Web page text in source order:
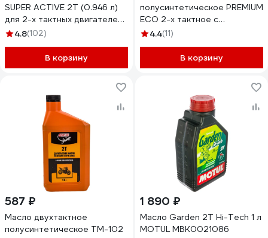
SUPER ACTIVE 2T (0.946 л)
для 2-х тактных двигателей
PATRIOT 850030596
4.8(102)
В корзину
полусинтетическое PREMIUM
ECO 2-х тактное с
дозатором VERTON
4.4(11)
В корзину
587 ₽
Масло двухтактное
полусинтетическое ТМ-102
1 890 ₽
Масло Garden 2T Hi-Tech 1 л
MOTUL MBK0021086